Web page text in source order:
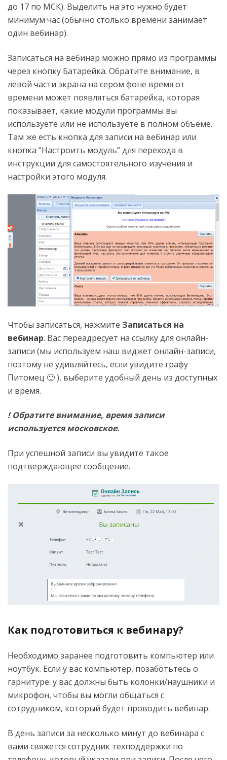
до 17 по МСК). Выделить на это нужно будет
минимум час (обычно столько времени занимает
один вебинар).
Записаться на вебинар можно прямо из программы
через кнопку Батарейка. Обратите внимание, в
левой части экрана на сером фоне время от
времени может появляться батарейка, которая
показывает, какие модули программы вы
используете или не используете в полном объеме.
Там же есть кнопка для записи на вебинар или
кнопка “Настроить модуль” для перехода в
инструкции для самостоятельного изучения и
настройки этого модуля.
Чтобы записаться, нажмите Записаться на
вебинар. Вас переадресует на ссылку для онлайн-
записи (мы используем наш виджет онлайн-записи,
поэтому не удивляйтесь, если увидите графу
Питомец 🙂 ), выберите удобный день из доступных
и время.
! Обратите внимание, время записи
используется московское.
При успешной записи вы увидите такое
подтверждающее сообщение.
Как подготовиться к вебинару?
Необходимо заранее подготовить компьютер или
ноутбук. Если у вас компьютер, позаботьтесь о
гарнитуре: у вас должны быть колонки/наушники и
микрофон, чтобы вы могли общаться с
сотрудником, который будет проводить вебинар.
В день записи за несколько минут до вебинара с
вами свяжется сотрудник техподдержки по